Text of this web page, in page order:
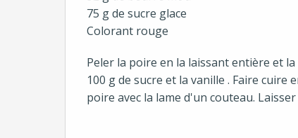
75 g de sucre glace
Colorant rouge
Peler la poire en la laissant entière et
100 g de sucre et la vanille . Faire
poire avec la lame d'un couteau.